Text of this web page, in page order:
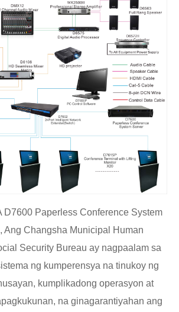
D7600 Paperless Conference System
Ang Changsha Municipal Human
Security Bureau ay nagpaalam sa
ng kumperensya na tinukoy ng
kumplikadong operasyon at
na ginagarantiyahan ang